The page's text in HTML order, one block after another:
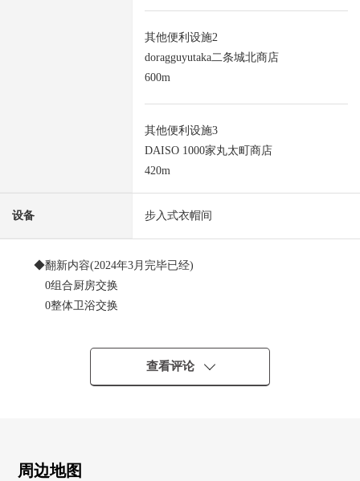
其他便利设施2
doragguyutaka二条城北商店
600m
其他便利设施3
DAISO 1000家丸太町商店
420m
设备 步入式衣帽间
◆翻新内容(2024年3月完毕已经)
0组合厨房交换
0整体卫浴交换
0盥洗台交换
0墙、天花板Cross张替(西式房间，LDK)
・到地铁东西线"二条"车站步行12分钟
查看评论
周边地图